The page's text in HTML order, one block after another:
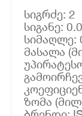
სიგრძე: 2
სიგანე:
სიმაღლე:
მასალა
ზომა